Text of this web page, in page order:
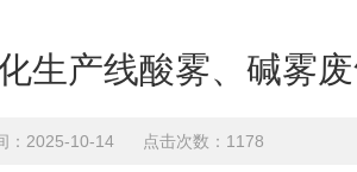
生产线酸雾、碱雾
：2025-10-14 点击次数：1178